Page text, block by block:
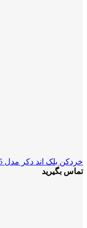
خردکن بلک اند دکر مدل GC400-B5
تماس بگیرید